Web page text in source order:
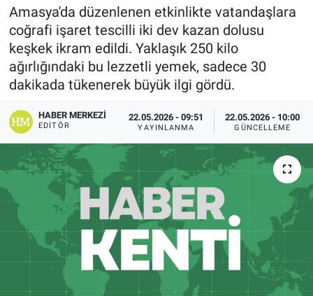
Amasya'da düzenlenen etkinlikte vatandaşlara
coğrafi işaret tescilli iki dev kazan dolusu
keşkek ikram edildi. Yaklaşık 250 kilo
ağırlığındaki bu lezzetli yemek, sadece 30
dakikada tükenerek büyük ilgi gördü.
HABER MERKEZI
EDITÖR
22.05.2026 - 09:51
YAYINLANMA
22.05.2026 - 10:00
GÜNCELLEME